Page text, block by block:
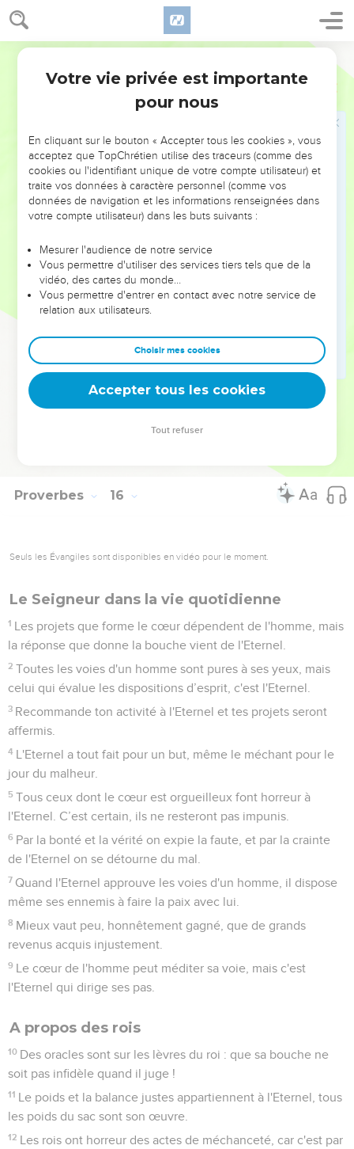
Proverbes 15
dite à propos est agréable !
Le sentier de la vie mène en haut, il est pour l'homme
avisé afin qu’il se détourne du séjour des morts qui est en
L'Eternel démolit la maison des orgueilleux, mais il
Les mauvaises intentions font horreur à l'Eternel, mais les
paroles bienveillantes sont pures à ses yeux.
Celui qui est assoiffé de profit trouble sa maison, mais
celui qui déteste les pots-de-vin vivra.
bouche des méchants déverse des méchancetés.
L'Eternel se tient loin des méchants, mais il écoute la
prière des justes.
Un regard lumineux réjouit le cœur, une bonne nouvelle
fortifie le corps.
Certains reproches mènent à la vie ; celui qui les écoute
séjournera parmi les sages.
Celui qui néglige l'instruction se méprise lui-même, celui
Proverbes 16
Seuls les Évangiles sont disponibles en vidéo pour le moment.
Le Seigneur dans la vie quotidienne
1 Les projets que forme le cœur dépendent de l'homme, mais
la réponse que donne la bouche vient de l'Eternel.
2 Toutes les voies d'un homme sont pures à ses yeux, mais
celui qui évalue les dispositions d’esprit, c'est l'Eternel.
3 Recommande ton activité à l'Eternel et tes projets seront
affermis.
4 L'Eternel a tout fait pour un but, même le méchant pour le
jour du malheur.
5 Tous ceux dont le cœur est orgueilleux font horreur à
l'Eternel. C’est certain, ils ne resteront pas impunis.
6 Par la bonté et la vérité on expie la faute, et par la crainte
de l'Eternel on se détourne du mal.
7 Quand l'Eternel approuve les voies d'un homme, il dispose
même ses ennemis à faire la paix avec lui.
8 Mieux vaut peu, honnêtement gagné, que de grands
revenus acquis injustement.
9 Le cœur de l'homme peut méditer sa voie, mais c'est
l'Eternel qui dirige ses pas.
A propos des rois
10 Des oracles sont sur les lèvres du roi : que sa bouche ne
soit pas infidèle quand il juge !
11 Le poids et la balance justes appartiennent à l'Eternel, tous
les poids du sac sont son œuvre.
12 Les rois ont horreur des actes de méchanceté, car c'est par
Votre vie privée est importante
pour nous
En cliquant sur le bouton « Accepter tous les cookies », vous
acceptez que TopChrétien utilise des traceurs (comme des
cookies ou l'identifiant unique de votre compte utilisateur) et
traite vos données à caractère personnel (comme vos
données de navigation et les informations renseignées dans
votre compte utilisateur) dans les buts suivants :
Mesurer l'audience de notre service
Vous permettre d'utiliser des services tiers tels que de la
vidéo, des cartes du monde…
Vous permettre d'entrer en contact avec notre service de
relation aux utilisateurs.
Choisir mes cookies
Accepter tous les cookies
Tout refuser